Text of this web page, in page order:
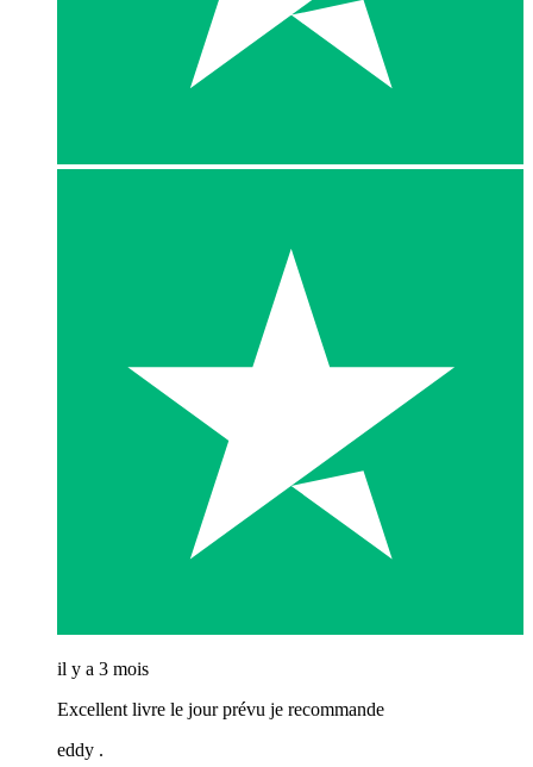
il y a 3 mois
Excellent livre le jour prévu je recommande
eddy .